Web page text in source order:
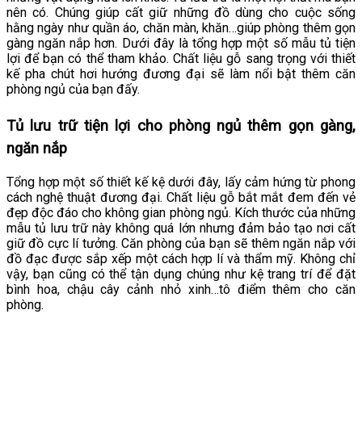
nên có. Chúng giúp cất giữ những đồ dùng cho cuộc sống
hằng ngày như quần áo, chăn màn, khăn…giúp phòng thêm gọn
gàng ngăn nắp hơn. Dưới đây là tổng hợp một số mẫu tủ tiện
lợi để bạn có thể tham khảo. Chất liệu gỗ sang trọng với thiết
kế pha chút hơi hướng đương đại sẽ làm nổi bật thêm căn
phòng ngủ của bạn đấy.
Tủ lưu trữ tiện lợi cho phòng ngủ thêm gọn gàng,
ngăn nắp
Tổng hợp một số thiết kế kệ dưới đây, lấy cảm hứng từ phong
cách nghệ thuật đương đại. Chất liệu gỗ bắt mắt đem đến vẻ
đẹp độc đáo cho không gian phòng ngủ. Kích thước của những
mẫu tủ lưu trữ này không quá lớn nhưng đảm bảo tạo nơi cất
giữ đồ cực lí tưởng. Căn phòng của bạn sẽ thêm ngăn nắp với
đồ đạc được sắp xếp một cách hợp lí và thẩm mỹ. Không chỉ
vậy, bạn cũng có thể tận dụng chúng như kệ trang trí để đặt
bình hoa, chậu cây cảnh nhỏ xinh…tô điểm thêm cho căn
phòng.